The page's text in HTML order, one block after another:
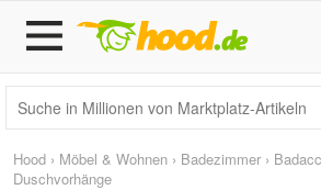
Hood › Möbel & Wohnen › Badezimmer ›
Duschvorhänge